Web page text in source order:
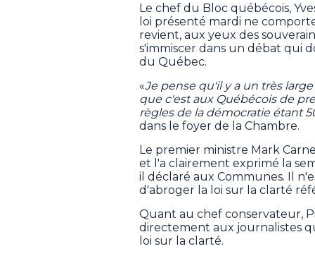
Le chef du Bloc québécois,
loi présenté mardi ne
revient, aux yeux des
s'immiscer dans un débat qui
du Québec.
«Je pense qu'il y a un très
que c'est aux Québécois de
règles de la démocratie étant
dans le foyer de la Chambre.
Le premier ministre Mark
et l'a clairement exprimé la
il déclaré aux Communes. Il
d'abroger la loi sur la clarté
Quant au chef conservateur,
directement aux journalistes
loi sur la clarté.